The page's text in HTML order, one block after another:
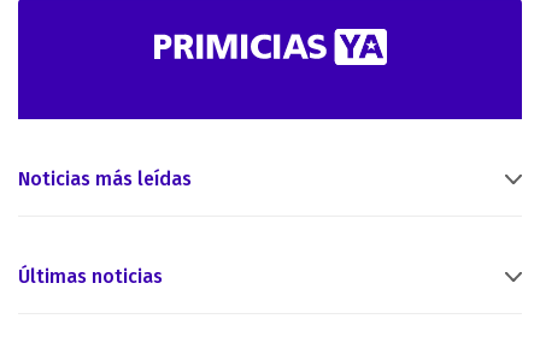
Noticias más leídas
Últimas noticias